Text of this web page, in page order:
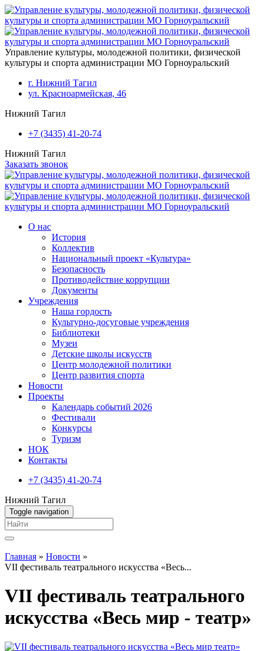
Перейти к основному содержанию
Управление культуры, молодежной политики, физической
культуры и спорта администрации МО Горноуральский
г. Нижний Тагил
ул. Красноармейская, 46
Нижний Тагил
+7 (3435) 41-20-74
Нижний Тагил
Заказать звонок
О нас
История
Коллектив
Национальный проект «Культура»
Безопасность
Противодействие коррупции
Документы
Учреждения
Наша гордость
Культурно-досуговые учреждения
Библиотеки
Музеи
Детские школы искусств
Центр молодежной политики
Центр развития спорта
Новости
Проекты
Календарь событий 2026
Фестивали
Конкурсы
Туризм
НОК
Контакты
+7 (3435) 41-20-74
Нижний Тагил
Toggle navigation
Вы здесь
Главная » Новости »
VII фестиваль театрального искусства «Весь...
VII фестиваль театрального
искусства «Весь мир - театр»